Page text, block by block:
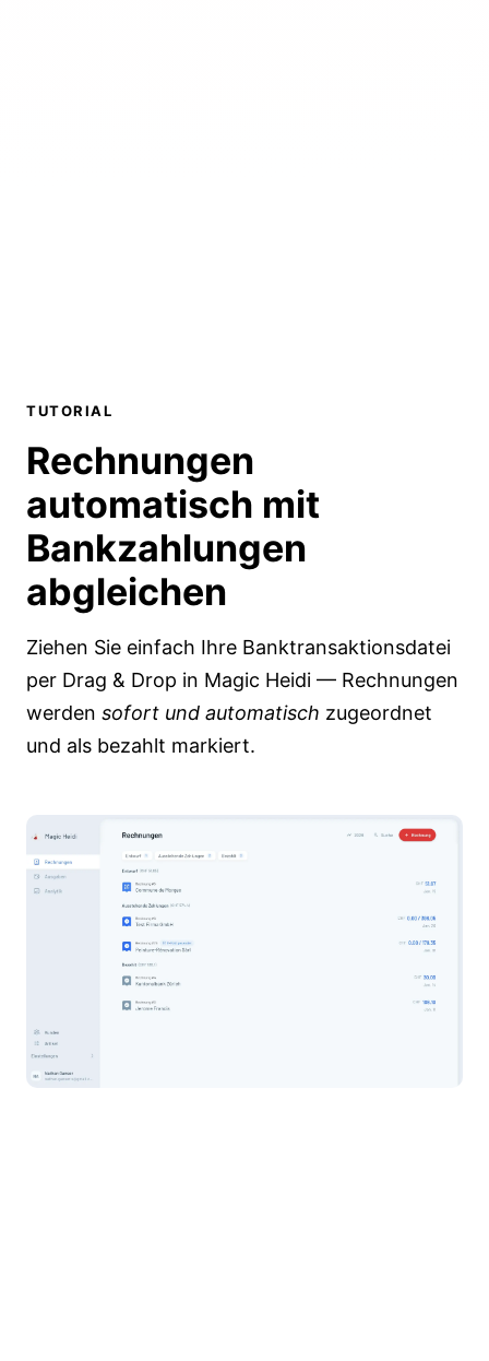
TUTORIAL
Rechnungen
automatisch mit
Bankzahlungen
abgleichen
Ziehen Sie einfach Ihre Banktransaktionsdatei
per Drag & Drop in Magic Heidi — Rechnungen
werden sofort und automatisch zugeordnet
und als bezahlt markiert.